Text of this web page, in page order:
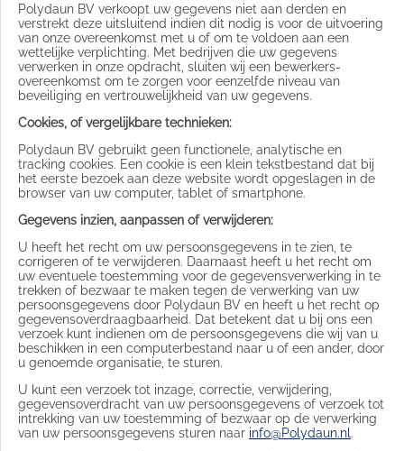
Polydaun BV verkoopt uw gegevens niet aan derden en
verstrekt deze uitsluitend indien dit nodig is voor de uitvoering
van onze overeenkomst met u of om te voldoen aan een
wettelijke verplichting. Met bedrijven die uw gegevens
verwerken in onze opdracht, sluiten wij een bewerkers-
overeenkomst om te zorgen voor eenzelfde niveau van
beveiliging en vertrouwelijkheid van uw gegevens.
Cookies, of vergelijkbare technieken:
Polydaun BV gebruikt geen functionele, analytische en
tracking cookies. Een cookie is een klein tekstbestand dat bij
het eerste bezoek aan deze website wordt opgeslagen in de
browser van uw computer, tablet of smartphone.
Gegevens inzien, aanpassen of verwijderen:
U heeft het recht om uw persoonsgegevens in te zien, te
corrigeren of te verwijderen. Daarnaast heeft u het recht om
uw eventuele toestemming voor de gegevensverwerking in te
trekken of bezwaar te maken tegen de verwerking van uw
persoonsgegevens door Polydaun BV en heeft u het recht op
gegevensoverdraagbaarheid. Dat betekent dat u bij ons een
verzoek kunt indienen om de persoonsgegevens die wij van u
beschikken in een computerbestand naar u of een ander, door
u genoemde organisatie, te sturen.
U kunt een verzoek tot inzage, correctie, verwijdering,
gegevensoverdracht van uw persoonsgegevens of verzoek tot
intrekking van uw toestemming of bezwaar op de verwerking
van uw persoonsgegevens sturen naar info@Polydaun.nl .